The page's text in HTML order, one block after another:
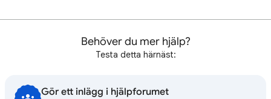
Behöver du mer hjälp?
Testa detta härnäst:
Gör ett inlägg i hjälpforumet